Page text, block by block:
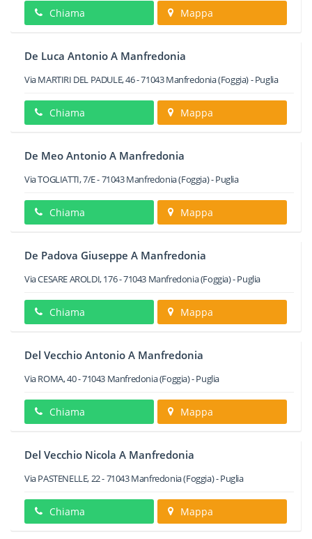
Chiama Mappa
De Luca Antonio A Manfredonia
Via MARTIRI DEL PADULE, 46-71043Manfredonia(Foggia) -Puglia
Chiama Mappa
De Meo Antonio A Manfredonia
Via TOGLIATTI, 7/E-71043Manfredonia(Foggia) -Puglia
Chiama Mappa
De Padova Giuseppe A Manfredonia
Via CESARE AROLDI, 176-71043 Manfredonia(Foggia) -Puglia
Chiama Mappa
Del Vecchio Antonio A Manfredonia
Via ROMA, 40-71043 Manfredonia(Foggia) -Puglia
Chiama Mappa
Del Vecchio Nicola A Manfredonia
Via PASTENELLE, 22-71043Manfredonia(Foggia) -Puglia
Chiama Mappa